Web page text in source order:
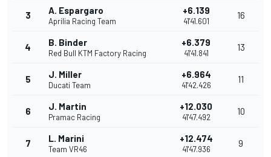
3 A. Espargaro
Aprilia Racing Team
+6.139
41'41.601
16
4 B. Binder
Red Bull KTM Factory Racing
+6.379
41'41.841
13
5 J. Miller
Ducati Team
+6.964
41'42.426
11
6 J. Martin
Pramac Racing
+12.030
41'47.492
10
7 L. Marini
Team VR46
+12.474
41'47.936
9